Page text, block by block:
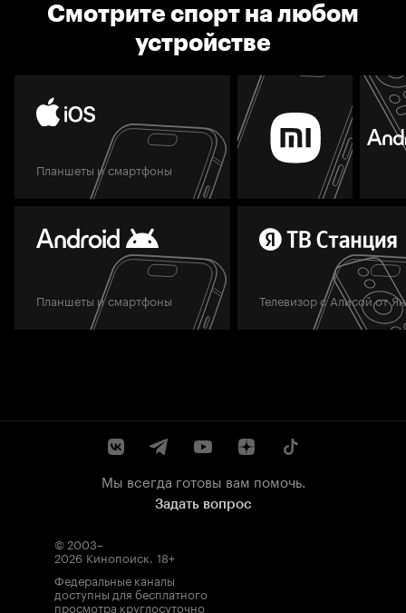
Смотрите спорт на любом
устройстве
Планшеты и смартфоны
Планшеты и смартфоны Телевизор с Алисой от
Мы всегда готовы вам помочь.
Задать вопрос
© 2003–
2026 Кинопоиск. 18+
Федеральные каналы
доступны для бесплатного
просмотра круглосуточно